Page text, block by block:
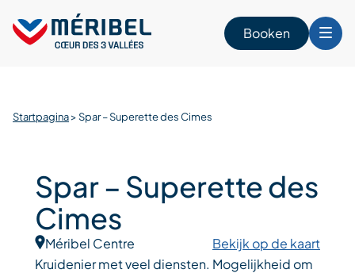
content
Booken
Startpagina>Spar – Superette des Cimes
Spar – Superette des
Cimes
Méribel Centre
Bekijk op de kaart
Kruidenier met veel diensten. Mogelijkheid om